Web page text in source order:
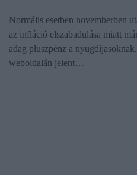
Normális esetben novemberben
az infláció elszabadulása miatt
adag pluszpénz a
weboldalán jelent…